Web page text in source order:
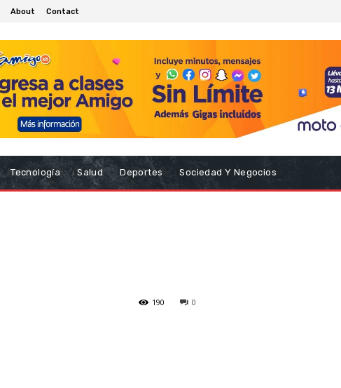
About Contact
Tecnología Salud Deportes Sociedad Y Negocios
0
190